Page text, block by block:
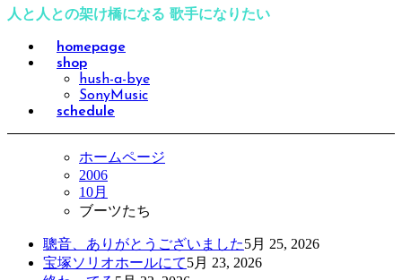
人と人との架け橋になる 歌手になりたい
homepage
shop
hush-a-bye
SonyMusic
schedule
ホームページ
2006
10月
ブーツたち
聰音、ありがとうございました5月 25, 2026
宝塚ソリオホールにて5月 23, 2026